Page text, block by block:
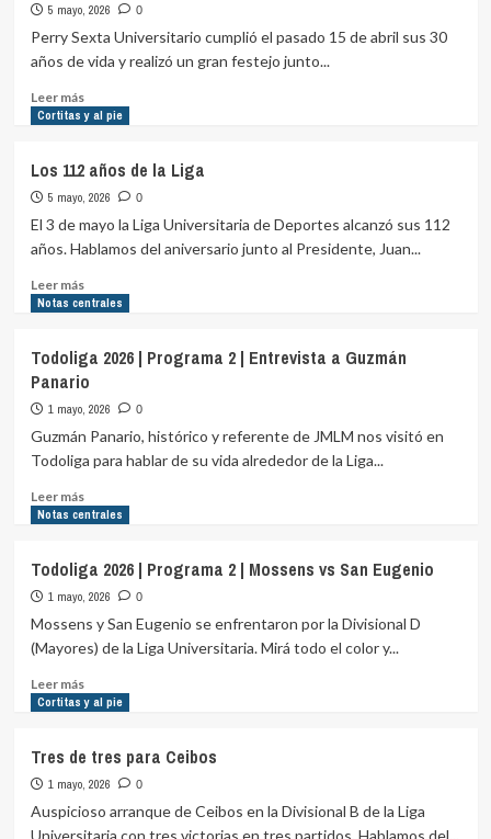
con
gran
presente
5 mayo, 2026 0
Perry Sexta Universitario cumplió el pasado 15 de abril sus 30
años de vida y realizó un gran festejo junto...
Leer másLeer
más
Sexta
de
festejo
Cortitas y al pie
Los 112 años de la Liga
5 mayo, 2026 0
El 3 de mayo la Liga Universitaria de Deportes alcanzó sus 112
años. Hablamos del aniversario junto al Presidente, Juan...
Leer másLeer
más
112
años
de
la
Notas centrales
Todoliga 2026 | Programa 2 | Entrevista a Guzmán
Panario
1 mayo, 2026 0
Guzmán Panario, histórico y referente de JMLM nos visitó en
Todoliga para hablar de su vida alrededor de la Liga...
Leer másLeer
más
2026
|
Programa
Entrevista
a
Notas centrales
Todoliga 2026 | Programa 2 | Mossens vs San Eugenio
1 mayo, 2026 0
Mossens y San Eugenio se enfrentaron por la Divisional D
(Mayores) de la Liga Universitaria. Mirá todo el color y...
Leer másLeer
más
2026
|
Programa
2
Cortitas y al pie
Tres de tres para Ceibos
1 mayo, 2026 0
Auspicioso arranque de Ceibos en la Divisional B de la Liga